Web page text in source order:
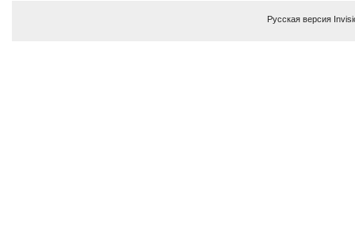
Русская версия